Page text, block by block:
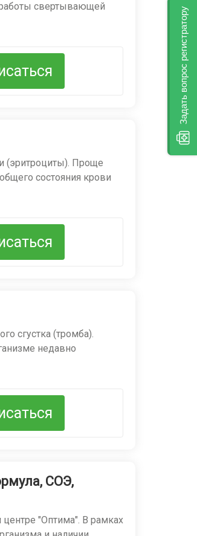
работы свертывающей
в процессе
(эритроциты). Проще
состояния крови
контроля лечения
сгустка (тромба).
недавно
диагнозы,
образуются
СОЭ,
"Оптима". В рамках
Задать вопрос регистратору